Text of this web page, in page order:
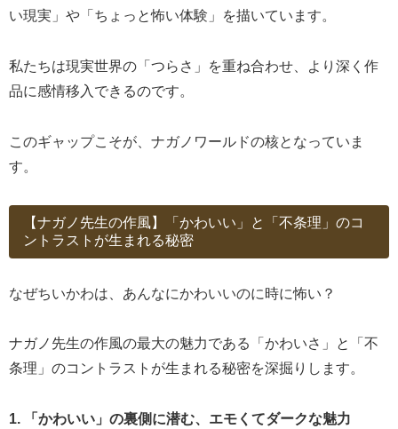
い現実」や「ちょっと怖い体験」を描いています。
私たちは現実世界の「つらさ」を重ね合わせ、より深く作
品に感情移入できるのです。
このギャップこそが、ナガノワールドの核となっていま
す。
【ナガノ先生の作風】「かわいい」と「不条理」のコ
ントラストが生まれる秘密
なぜちいかわは、あんなにかわいいのに時に怖い？
ナガノ先生の作風の最大の魅力である「かわいさ」と「不
条理」のコントラストが生まれる秘密を深掘りします。
1. 「かわいい」の裏側に潜む、エモくてダークな魅力